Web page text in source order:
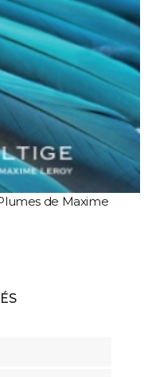
de Maxime